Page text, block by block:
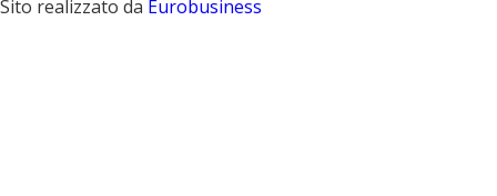
Sito realizzato da Eurobusiness